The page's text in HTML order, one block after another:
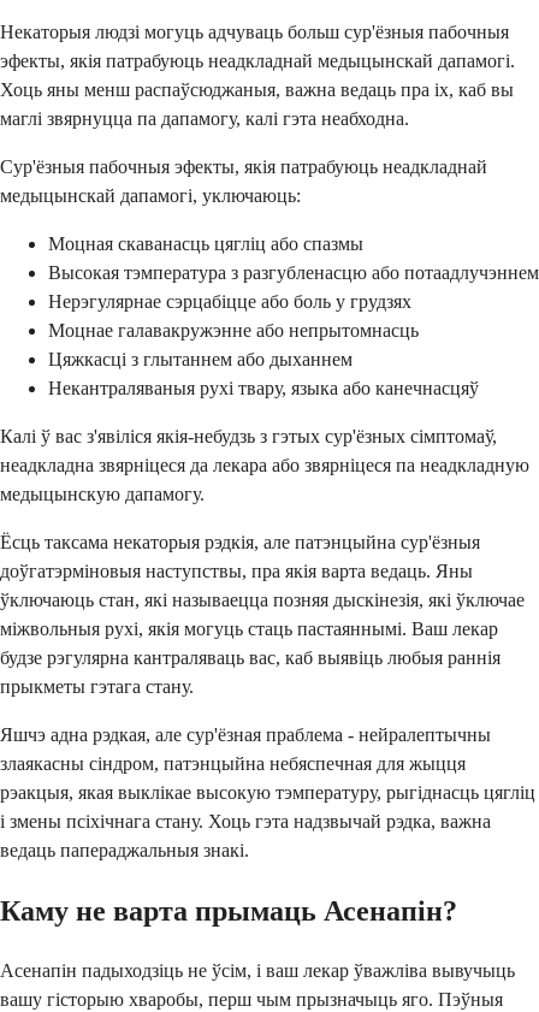
Некаторыя людзі могуць адчуваць больш сур'ёзныя пабочныя
эфекты, якія патрабуюць неадкладнай медыцынскай дапамогі.
Хоць яны менш распаўсюджаныя, важна ведаць пра іх, каб вы
маглі звярнуцца па дапамогу, калі гэта неабходна.
Сур'ёзныя пабочныя эфекты, якія патрабуюць неадкладнай
медыцынскай дапамогі, уключаюць:
Моцная скаванасць цягліц або спазмы
Высокая тэмпература з разгубленасцю або потаадлучэннем
Нерэгулярнае сэрцабіцце або боль у грудзях
Моцнае галавакружэнне або непрытомнасць
Цяжкасці з глытаннем або дыханнем
Некантраляваныя рухі твару, языка або канечнасцяў
Калі ў вас з'явіліся якія-небудзь з гэтых сур'ёзных сімптомаў,
неадкладна звярніцеся да лекара або звярніцеся па неадкладную
медыцынскую дапамогу.
Ёсць таксама некаторыя рэдкія, але патэнцыйна сур'ёзныя
доўгатэрміновыя наступствы, пра якія варта ведаць. Яны
ўключаюць стан, які называецца позняя дыскінезія, які ўключае
міжвольныя рухі, якія могуць стаць пастаяннымі. Ваш лекар
будзе рэгулярна кантраляваць вас, каб выявіць любыя раннія
прыкметы гэтага стану.
Яшчэ адна рэдкая, але сур'ёзная праблема - нейралептычны
злаякасны сіндром, патэнцыйна небяспечная для жыцця
рэакцыя, якая выклікае высокую тэмпературу, рыгіднасць цягліц
і змены псіхічнага стану. Хоць гэта надзвычай рэдка, важна
ведаць папераджальныя знакі.
Каму не варта прымаць Асенапін?
Асенапін падыходзіць не ўсім, і ваш лекар ўважліва вывучыць
вашу гісторыю хваробы, перш чым прызначыць яго. Пэўныя